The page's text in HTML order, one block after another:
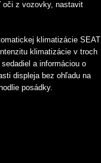
oči z vozovky, nastavit
klimatizácie SEAT
klimatizácie v troch
a informáciou o
displeja bez ohľadu na
posádky.